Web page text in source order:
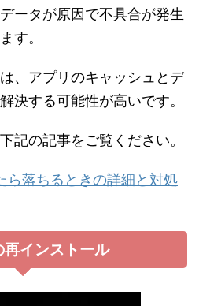
ータが原因で不具合が発生
す。
、アプリのキャッシュとデ
決する可能性が高いです。
記の記事をご覧ください。
ら落ちるときの詳細と対処
再インストール